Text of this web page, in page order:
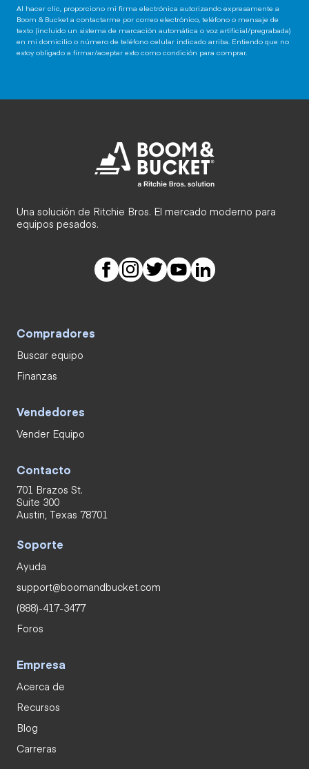
Al hacer clic, proporciono mi firma electrónica autorizando expresamente a
Boom & Bucket a contactarme por correo electrónico, teléfono o mensaje de
texto (incluido un sistema de marcación automática o voz artificial/pregrabada)
en mi domicilio o número de teléfono celular indicado arriba. Entiendo que no
estoy obligado a firmar/aceptar esto como condición para comprar.
Una solución de Ritchie Bros. El mercado moderno para
equipos pesados.
Compradores
Buscar equipo
Finanzas
Vendedores
Vender Equipo
Contacto
701 Brazos St.
Suite 300
Austin, Texas 78701
Soporte
Ayuda
support@boomandbucket.com
(888)-417-3477
Foros
Empresa
Acerca de
Recursos
Blog
Carreras